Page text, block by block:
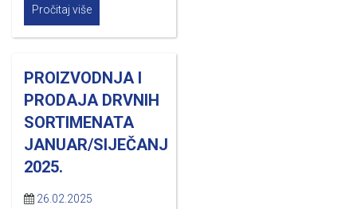
Pročitaj više
PROIZVODNJA I
PRODAJA DRVNIH
SORTIMENATA
JANUAR/SIJEČANJ
2025.
26.02.2025